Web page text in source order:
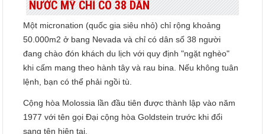
NƯỚC MỸ CHỈ CÓ 38 DÂN
Một micronation (quốc gia siêu nhỏ) chỉ rộng khoảng
50.000m2 ở bang Nevada và chỉ có dân số 38 người
đang chào đón khách du lịch với quy định "ngặt nghèo"
khi cấm mang theo hành tây và rau bina. Nếu không tuân
lệnh, bạn có thể phải ngồi tù.
Cộng hòa Molossia lần đầu tiên được thành lập vào năm
1977 với tên gọi Đại cộng hòa Goldstein trước khi đổi
sang tên hiện tại.